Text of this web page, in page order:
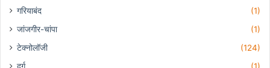
गरियाबंद
(1)
जांजगीर-चांपा
(1)
टेक्नोलॉजी
(124)